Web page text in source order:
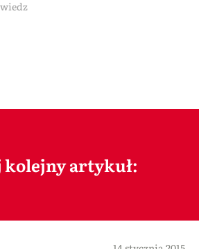
kolejny artykuł: